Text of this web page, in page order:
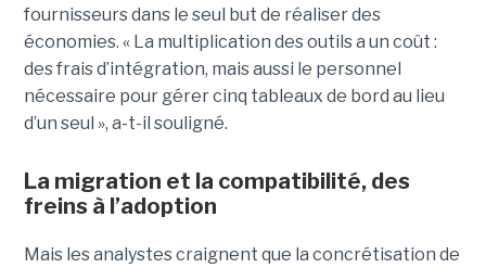
fournisseurs dans le seul but de réaliser des
économies. « La multiplication des outils a un coût :
des frais d’intégration, mais aussi le personnel
nécessaire pour gérer cinq tableaux de bord au lieu
d’un seul », a-t-il souligné.
La migration et la compatibilité, des
freins à l’adoption
Mais les analystes craignent que la concrétisation de